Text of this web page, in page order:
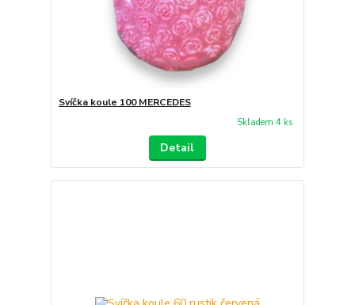
Svíčka koule 100 MERCEDES
Skladem 4 ks
Detail